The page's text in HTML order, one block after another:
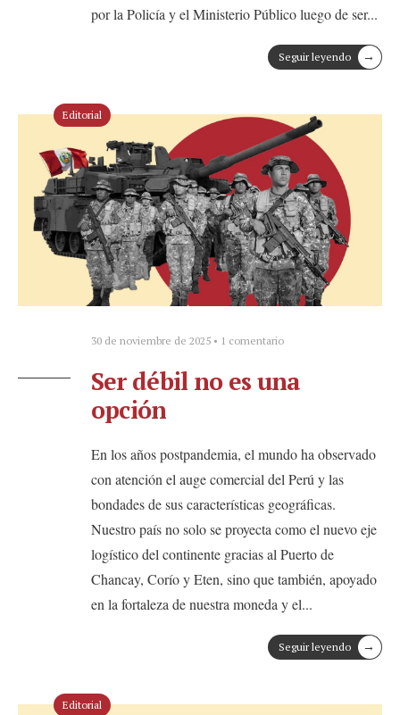
por la Policía y el Ministerio Público luego de ser...
Seguir leyendo →
Editorial
30 de noviembre de 2025 • 1 comentario
Ser débil no es una
opción
En los años postpandemia, el mundo ha observado
con atención el auge comercial del Perú y las
bondades de sus características geográficas.
Nuestro país no solo se proyecta como el nuevo eje
logístico del continente gracias al Puerto de
Chancay, Corío y Eten, sino que también, apoyado
en la fortaleza de nuestra moneda y el...
Seguir leyendo →
Editorial